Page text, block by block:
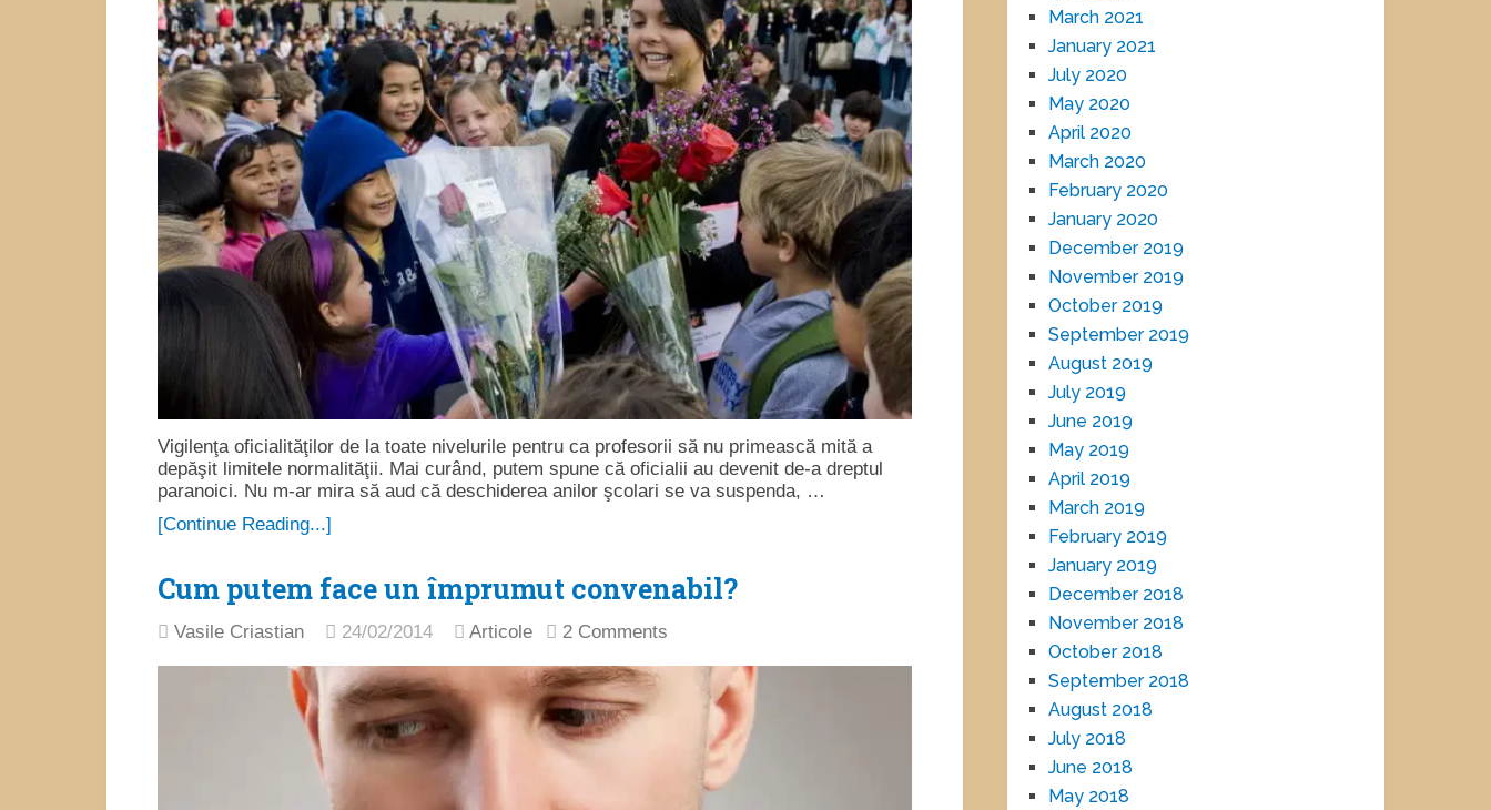
Vigilenţa oficialităţilor de la toate nivelurile pentru ca profesorii să nu primească mită a
depăşit limitele normalităţii. Mai curând, putem spune că oficialii au devenit de-a dreptul
paranoici. Nu m-ar mira să aud că deschiderea anilor şcolari se va suspenda, …
[Continue Reading...]
Cum putem face un împrumut convenabil?
Vasile Criastian 24/02/2014 Articole 2 Comments
March 2021
January 2021
July 2020
May 2020
April 2020
March 2020
February 2020
January 2020
December 2019
November 2019
October 2019
September 2019
August 2019
July 2019
June 2019
May 2019
April 2019
March 2019
February 2019
January 2019
December 2018
November 2018
October 2018
September 2018
August 2018
July 2018
June 2018
May 2018